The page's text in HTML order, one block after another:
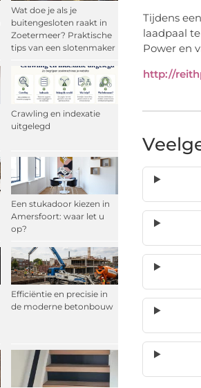
Wat doe je als je
buitengesloten raakt in
Zoetermeer? Praktische
tips van een slotenmaker
Crawling en indexatie
uitgelegd
Een stukadoor kiezen in
Amersfoort: waar let u
op?
Efficiëntie en precisie in
de moderne betonbouw
Tijdens
laadpaal
Power en
http://